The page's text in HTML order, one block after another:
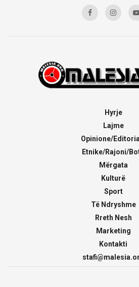
Hyrje
Lajme
Opinione/
Etnike/Rajoni/
Mërgata
Kulturë
Sport
Të Ndryshme
Rreth Nesh
Marketing
Kontakti